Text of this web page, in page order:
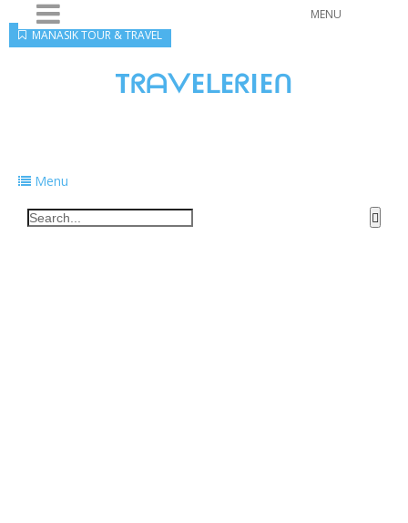
MENU
TᖇᗩᐯEᒪEᖇIEᑎ
Menu
MANASIK TOUR & TRAVEL